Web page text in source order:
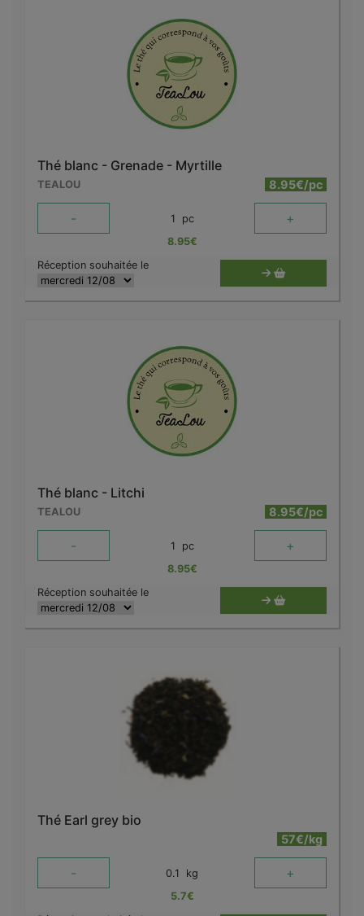
Thé blanc - Grenade - Myrtille
TEALOU 8.95€/pc
- 1 pc +
8.95€
Réception souhaitée le
Thé blanc - Litchi
TEALOU 8.95€/pc
- 1 pc +
8.95€
Réception souhaitée le
Thé Earl grey bio
57€/kg
- 0.1 kg +
5.7€